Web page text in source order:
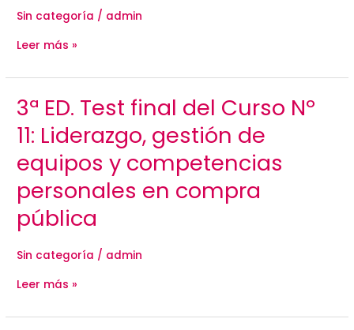
Sin categoría / admin
Transparencia
contratación
Leer más »
3ª ED. Test final del Curso Nº
11: Liderazgo, gestión de
equipos y competencias
personales en compra
pública
Sin categoría / admin
3ª
ED.
Test
final
Curso
Nº
11:
Liderazgo,
gestión
de
y
competencias
personales
en
pública
Leer más »